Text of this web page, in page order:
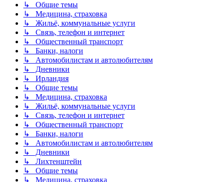
↳ Общие темы
↳ Медицина, страховка
↳ Жильё, коммунальные услуги
↳ Связь, телефон и интернет
↳ Общественный транспорт
↳ Банки, налоги
↳ Автомобилистам и автолюбителям
↳ Дневники
↳ Ирландия
↳ Общие темы
↳ Медицина, страховка
↳ Жильё, коммунальные услуги
↳ Связь, телефон и интернет
↳ Общественный транспорт
↳ Банки, налоги
↳ Автомобилистам и автолюбителям
↳ Дневники
↳ Лихтенштейн
↳ Общие темы
↳ Медицина, страховка